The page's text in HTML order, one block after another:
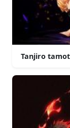
Tanjiro